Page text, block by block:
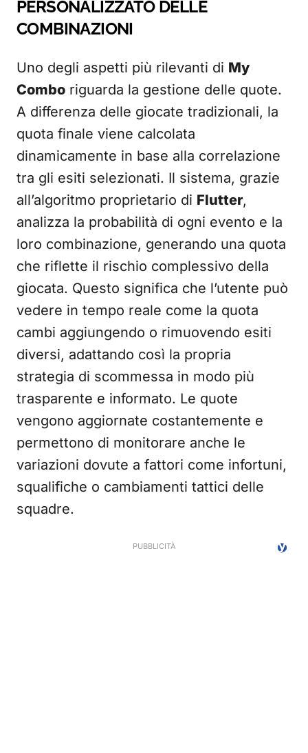
PERSONALIZZATO DELLE
COMBINAZIONI
Uno degli aspetti più rilevanti di My
Combo riguarda la gestione delle quote.
A differenza delle giocate tradizionali, la
quota finale viene calcolata
dinamicamente in base alla correlazione
tra gli esiti selezionati. Il sistema, grazie
all’algoritmo proprietario di Flutter,
analizza la probabilità di ogni evento e la
loro combinazione, generando una quota
che riflette il rischio complessivo della
giocata. Questo significa che l’utente può
vedere in tempo reale come la quota
cambi aggiungendo o rimuovendo esiti
diversi, adattando così la propria
strategia di scommessa in modo più
trasparente e informato. Le quote
vengono aggiornate costantemente e
permettono di monitorare anche le
variazioni dovute a fattori come infortuni,
squalifiche o cambiamenti tattici delle
squadre.